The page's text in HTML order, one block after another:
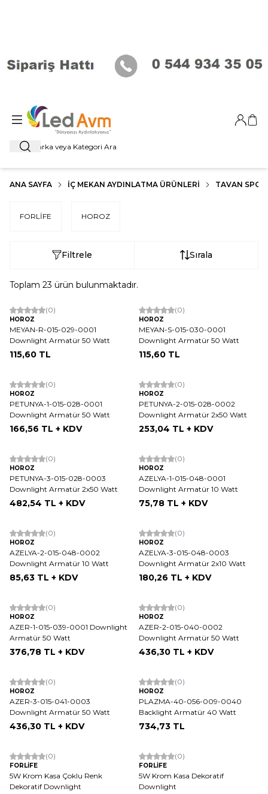
Ara
Giriş
ANA SAYFA İÇ MEKAN AYDINLATMA ÜRÜNLERI TAVAN SPOT
FORLİFE HOROZ
Filtrele Sırala
Toplam 23 ürün bulunmaktadır.
(0)
HOROZ
MEYAN-R-015-029-0001
Downlight Armatür 50 Watt
115,60 TL
(0)
HOROZ
MEYAN-S-015-030-0001
Downlight Armatür 50 Watt
115,60 TL
(0)
HOROZ
PETUNYA-1-015-028-0001
Downlight Armatür 50 Watt
166,56 TL + KDV
(0)
HOROZ
PETUNYA-2-015-028-0002
Downlight Armatür 2x50 Watt
253,04 TL + KDV
(0)
HOROZ
PETUNYA-3-015-028-0003
Downlight Armatür 2x50 Watt
482,54 TL + KDV
(0)
HOROZ
AZELYA-1-015-048-0001
Downlight Armatür 10 Watt
75,78 TL + KDV
(0)
HOROZ
AZELYA-2-015-048-0002
Downlight Armatür 10 Watt
85,63 TL + KDV
(0)
HOROZ
AZELYA-3-015-048-0003
Downlight Armatür 2x10 Watt
180,26 TL + KDV
(0)
HOROZ
AZER-1-015-039-0001 Downlight
Armatür 50 Watt
376,78 TL + KDV
(0)
HOROZ
AZER-2-015-040-0002
Downlight Armatür 50 Watt
436,30 TL + KDV
(0)
HOROZ
AZER-3-015-041-0003
Downlight Armatür 50 Watt
436,30 TL + KDV
(0)
HOROZ
PLAZMA-40-056-009-0040
Backlight Armatür 40 Watt
734,73 TL
(0)
FORLİFE
5W Krom Kasa Çoklu Renk
Dekoratif Downlight
(0)
FORLİFE
5W Krom Kasa Dekoratif
Downlight